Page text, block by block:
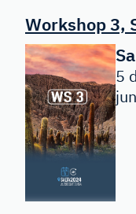
Workshop 3,
5